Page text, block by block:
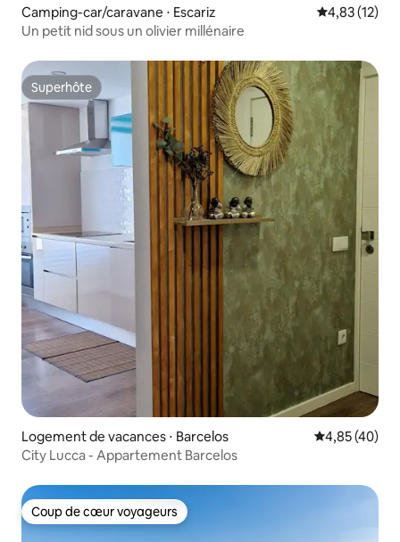
Camping-car/caravane ⋅ Escariz Évaluation
4,83 (12)
Un petit nid sous un olivier millénaire
Superhôte
Superhôte
Logement de vacances ⋅ Barcelos Évaluation
4,85 (40)
City Lucca - Appartement Barcelos
Coup de cœur voyageurs
Coup de cœur voyageurs